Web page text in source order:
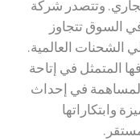
وتتصدر شركة
السوق تتجاوز
إجمالي الشحنات العالمية.
المتمثل في إتاحة
في إحداث
وابتكاراتها